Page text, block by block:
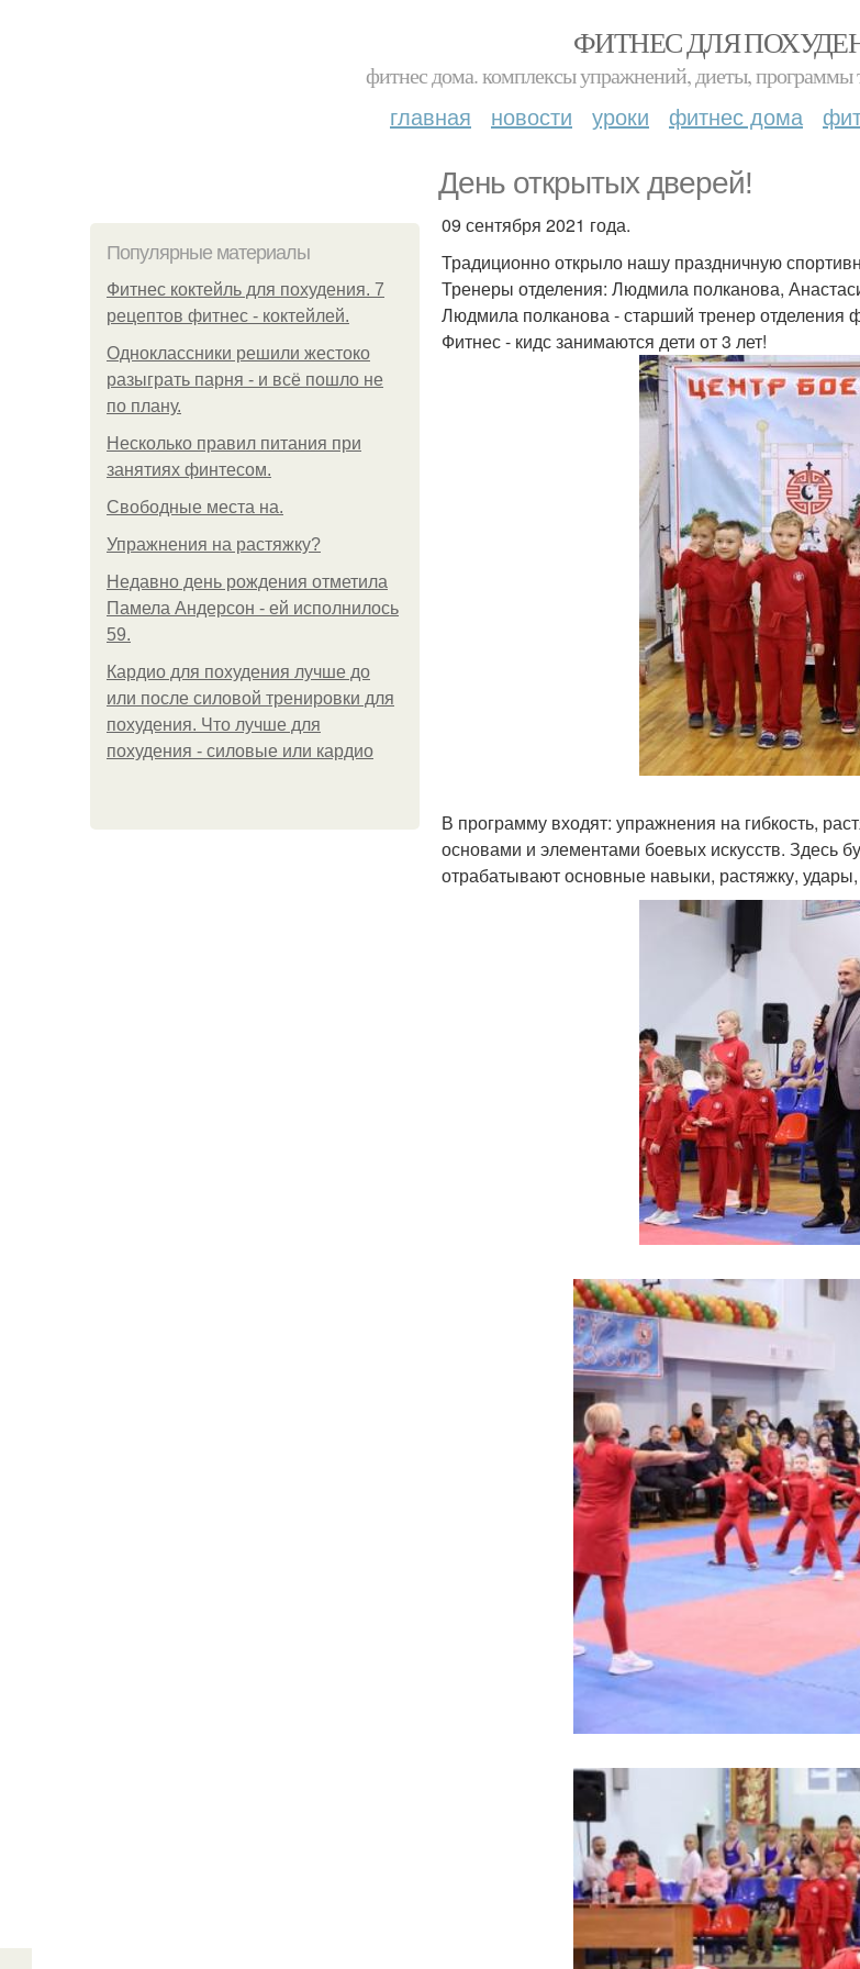
ФИТНЕС ДЛЯ
фитнес дома. комплексы упражнений, диеты, программы
главная новости уроки фитнес дома
День открытых дверей!
Популярные материалы
Фитнес коктейль для похудения. 7
рецептов фитнес - коктейлей.
Одноклассники решили жестоко
разыграть парня - и всё пошло не
по плану.
Несколько правил питания при
занятиях финтесом.
Свободные места на.
Упражнения на растяжку?
Недавно день рождения отметила
Памела Андерсон - ей исполнилось
59.
Кардио для похудения лучше до
или после силовой тренировки для
похудения. Что лучше для
похудения - силовые или кардио
09 сентября 2021 года.
Традиционно открыло нашу праздничную
Тренеры отделения: Людмила полканова,
Людмила полканова - старший тренер отделения
Фитнес - кидс занимаются дети от 3 лет!
В программу входят: упражнения на гибкость,
основами и элементами боевых искусств. Здесь
отрабатывают основные навыки, растяжку,